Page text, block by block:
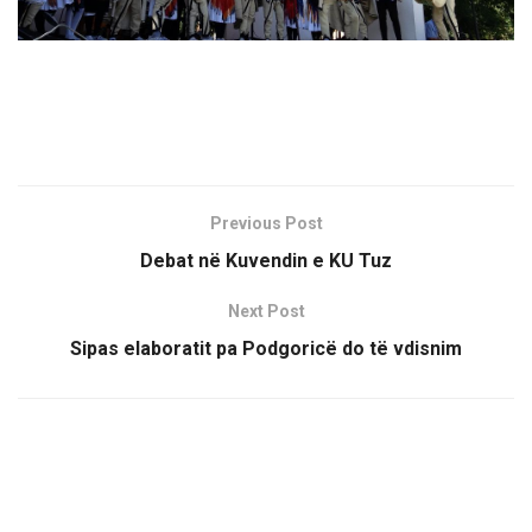
Previous Post
Debat në Kuvendin e KU Tuz
Next Post
Sipas elaboratit pa Podgoricë do të vdisnim